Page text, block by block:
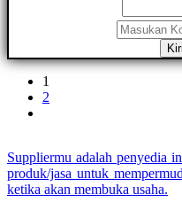
1
2
Suppliermu adalah penyedia
produk/jasa untuk
ketika akan membuka usaha.